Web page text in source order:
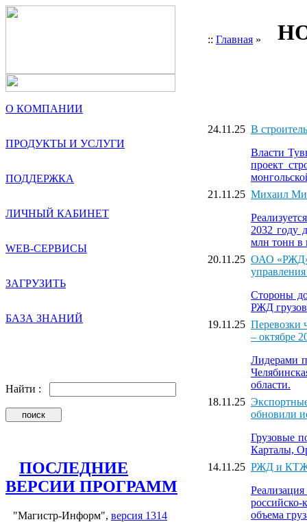
:: Главная »
О КОМПАНИИ
ПРОДУКТЫ И УСЛУГИ
ПОДДЕРЖКА
ЛИЧНЫЙ КАБИНЕТ
WEB-СЕРВИСЫ
ЗАГРУЗИТЬ
БАЗА ЗНАНИЙ
Найти :
ПОСЛЕДНИЕ
ВЕРСИИ ПРОГРАММ
"Магистр-Информ", версия 1314
24.11.25 В
Власти
проект
21.11.25 Михаил
2032 году
млн тонн в
20.11.25 ОАО «РЖД»
Стороны
РЖД
19.11.25 Перевозки
– октябре
Лидерами
области.
18.11.25
обновили
Грузовые
Карталы,
14.11.25 РЖД и КТЖ
объема